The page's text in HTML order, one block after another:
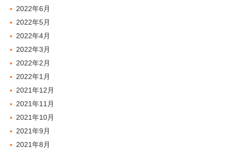
2022年6月
2022年5月
2022年4月
2022年3月
2022年2月
2022年1月
2021年12月
2021年11月
2021年10月
2021年9月
2021年8月